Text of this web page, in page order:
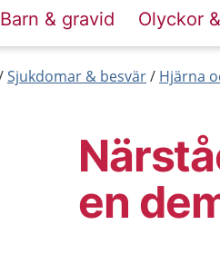
Barn & gravid Olyckor
Sjukdomar & besvär Hjärna
en